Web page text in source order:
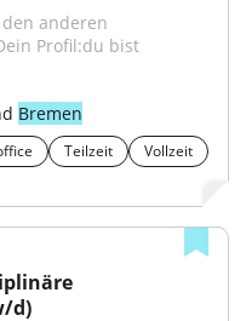
anderen
Bremen
Teilzeit
Vollzeit
d)